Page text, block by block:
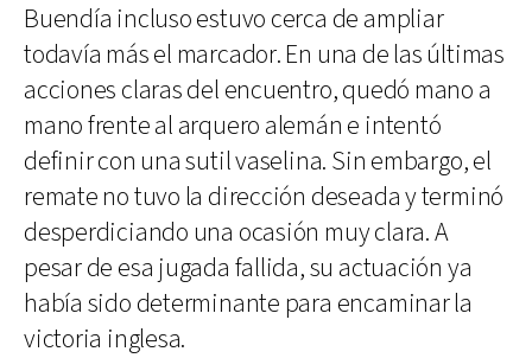
Buendía incluso estuvo cerca de ampliar
todavía más el marcador. En una de las últimas
acciones claras del encuentro, quedó mano a
mano frente al arquero alemán e intentó
definir con una sutil vaselina. Sin embargo, el
remate no tuvo la dirección deseada y terminó
desperdiciando una ocasión muy clara. A
pesar de esa jugada fallida, su actuación ya
había sido determinante para encaminar la
victoria inglesa.